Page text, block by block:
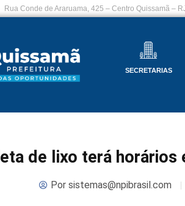
Rua Conde de Araruama, 425 – Centro Quissamã –
SECRETARIAS
de lixo terá horários
Porsistemas@npibrasil.com